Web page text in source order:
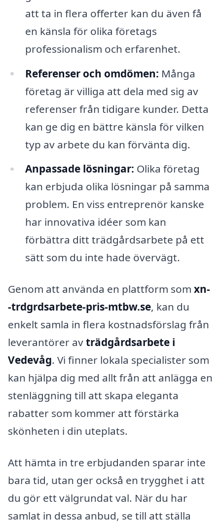
att ta in flera offerter kan du även få
en känsla för olika företags
professionalism och erfarenhet.
Referenser och omdömen: Många
företag är villiga att dela med sig av
referenser från tidigare kunder. Detta
kan ge dig en bättre känsla för vilken
typ av arbete du kan förvänta dig.
Anpassade lösningar: Olika företag
kan erbjuda olika lösningar på samma
problem. En viss entreprenör kanske
har innovativa idéer som kan
förbättra ditt trädgårdsarbete på ett
sätt som du inte hade övervägt.
Genom att använda en plattform som xn-
-trdgrdsarbete-pris-mtbw.se, kan du
enkelt samla in flera kostnadsförslag från
leverantörer avträdgårdsarbete i
Vedevåg. Vi finner lokala specialister som
kan hjälpa dig med allt från att anlägga en
stenläggning till att skapa eleganta
rabatter som kommer att förstärka
skönheten i din uteplats.
Att hämta in tre erbjudanden sparar inte
bara tid, utan ger också en trygghet i att
du gör ett välgrundat val. När du har
samlat in dessa anbud, se till att ställa